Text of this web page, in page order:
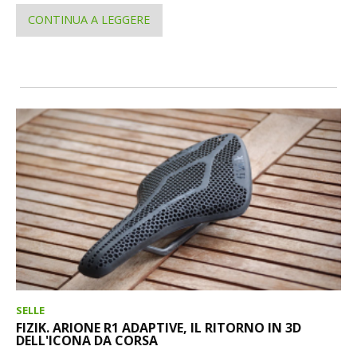
CONTINUA A LEGGERE
SELLE
FIZIK. ARIONE R1 ADAPTIVE, IL RITORNO IN 3D
DELL'ICONA DA CORSA